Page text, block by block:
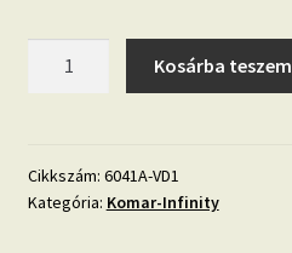
VD1
mennyiség
Kosárba teszem
Cikkszám: 6041A-VD1
Kategória: Komar-Infinity